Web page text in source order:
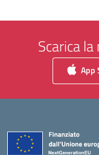
Scarica
App